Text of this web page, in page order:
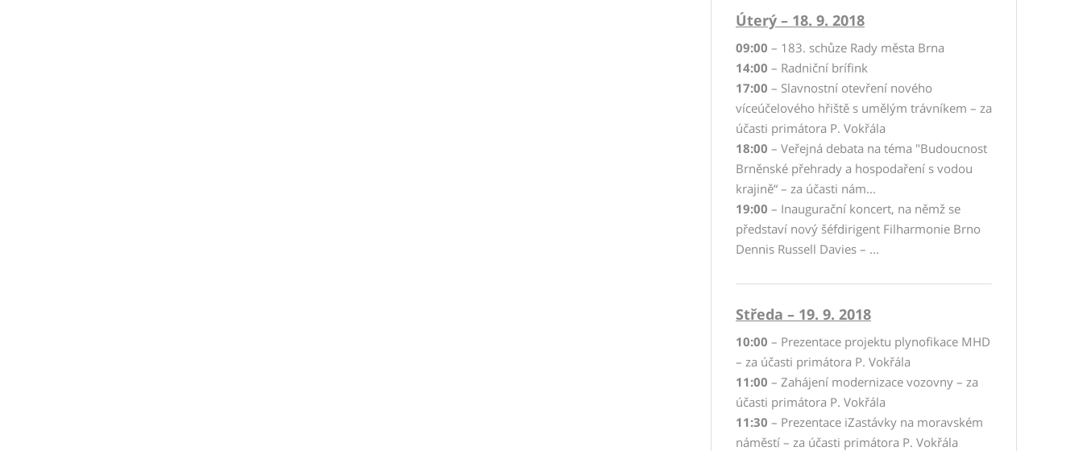
Úterý – 18. 9. 2018
09:00 – 183. schůze Rady města Brna
14:00 – Radniční brífink
17:00 – Slavnostní otevření nového
víceúčelového hřiště s umělým trávníkem – za
účasti primátora P. Vokřála
18:00 – Veřejná debata na téma "Budoucnost
Brněnské přehrady a hospodaření s vodou
krajině“ – za účasti nám...
19:00 – Inaugurační koncert, na němž se
představí nový šéfdirigent Filharmonie Brno
Dennis Russell Davies – ...
Středa – 19. 9. 2018
10:00 – Prezentace projektu plynofikace MHD
– za účasti primátora P. Vokřála
11:00 – Zahájení modernizace vozovny – za
účasti primátora P. Vokřála
11:30 – Prezentace iZastávky na moravském
náměstí – za účasti primátora P. Vokřála